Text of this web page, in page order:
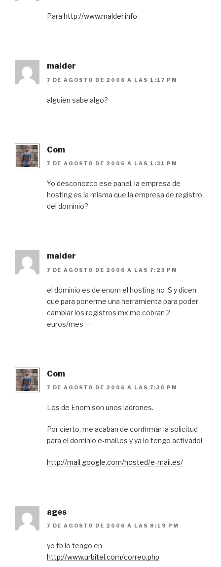
Para http://www.malder.info
malder
7 DE AGOSTO DE 2006 A LAS 1:17 PM
alguien sabe algo?
Com
7 DE AGOSTO DE 2006 A LAS 1:31 PM
Yo desconozco ese panel, la empresa de
hosting es la misma que la empresa de registro
del dominio?
malder
7 DE AGOSTO DE 2006 A LAS 7:23 PM
el dominio es de enom el hosting no :S y dicen
que para ponerme una herramienta para poder
cambiar los registros mx me cobran 2
euros/mes ¬¬
Com
7 DE AGOSTO DE 2006 A LAS 7:30 PM
Los de Enom son unos ladrones.
Por cierto, me acaban de confirmar la solicitud
para el dominio e-mail.es y ya lo tengo activado!
http://mail.google.com/hosted/e-mail.es/
ages
7 DE AGOSTO DE 2006 A LAS 8:19 PM
yo tb lo tengo en
http://www.urbitel.com/correo.php